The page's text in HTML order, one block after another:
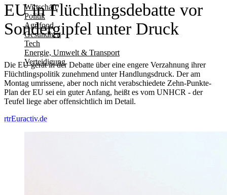
Wirtschaft
Politik
Agrifood
Gesundheit
Tech
Energie, Umwelt & Transport
Verteidigung
EU in Flüchtlingsdebatte vor
Sondergipfel unter Druck
Die EU gerät in der Debatte über eine engere Verzahnung ihrer
Flüchtlingspolitik zunehmend unter Handlungsdruck. Der am
Montag umrissene, aber noch nicht verabschiedete Zehn-Punkte-
Plan der EU sei ein guter Anfang, heißt es vom UNHCR - der
Teufel liege aber offensichtlich im Detail.
rtrEuractiv.de